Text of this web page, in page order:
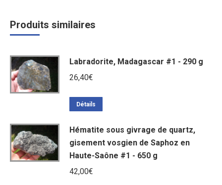
Produits similaires
Labradorite, Madagascar #1 - 290 g
26,40€
Détails
Hématite sous givrage de quartz,
gisement vosgien de Saphoz en
Haute-Saône #1 - 650 g
42,00€